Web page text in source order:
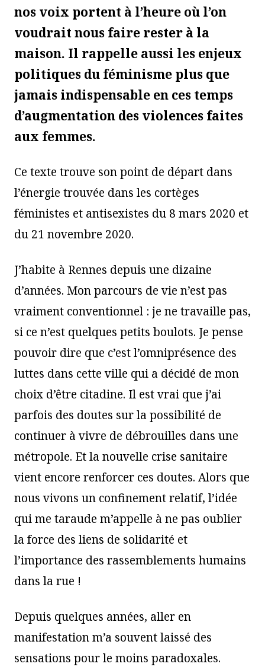
nos voix portent à l’heure où l’on
voudrait nous faire rester à la
maison. Il rappelle aussi les enjeux
politiques du féminisme plus que
jamais indispensable en ces temps
d’augmentation des violences faites
aux femmes.
Ce texte trouve son point de départ dans
l’énergie trouvée dans les cortèges
féministes et antisexistes du 8 mars 2020 et
du 21 novembre 2020.
J’habite à Rennes depuis une dizaine
d’années. Mon parcours de vie n’est pas
vraiment conventionnel : je ne travaille pas,
si ce n’est quelques petits boulots. Je pense
pouvoir dire que c’est l’omniprésence des
luttes dans cette ville qui a décidé de mon
choix d’être citadine. Il est vrai que j’ai
parfois des doutes sur la possibilité de
continuer à vivre de débrouilles dans une
métropole. Et la nouvelle crise sanitaire
vient encore renforcer ces doutes. Alors que
nous vivons un confinement relatif, l’idée
qui me taraude m’appelle à ne pas oublier
la force des liens de solidarité et
l’importance des rassemblements humains
dans la rue !
Depuis quelques années, aller en
manifestation m’a souvent laissé des
sensations pour le moins paradoxales.